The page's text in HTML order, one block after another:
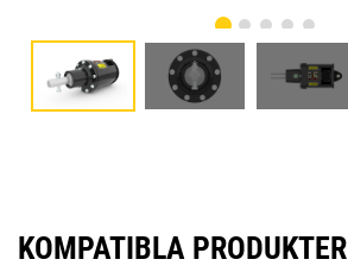
KOMPATIBLA PRODUKTER